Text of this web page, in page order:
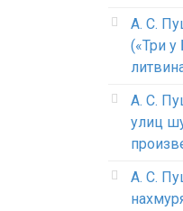
А. С.
(«Три у
А. С.
улиц
А. С.